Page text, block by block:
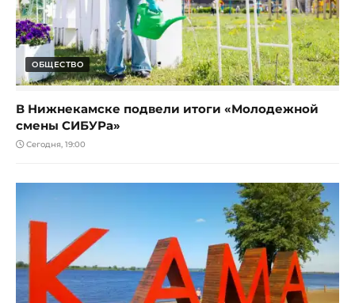
ОБЩЕСТВО
В Нижнекамске подвели итоги «Молодежной
смены СИБУРа»
Сегодня, 19:00